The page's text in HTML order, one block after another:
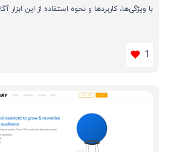
با ویژگی‌ها، کاربردها و نحوه استفاده از این ابزار
1